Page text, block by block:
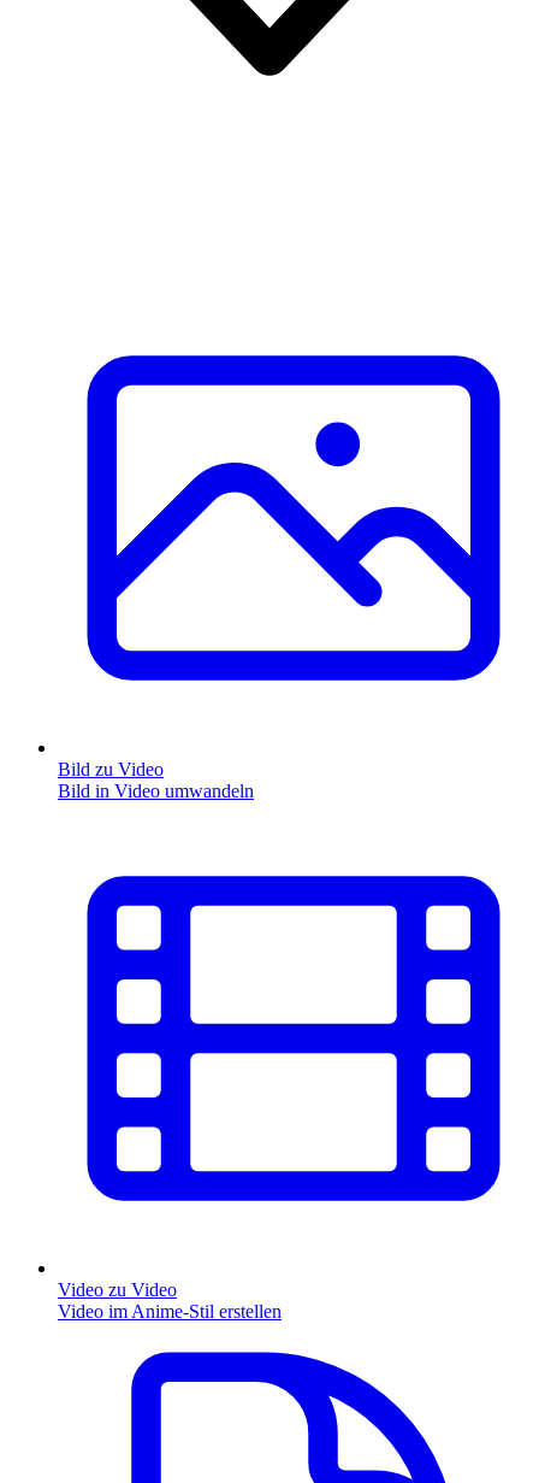
Bild zu Video
Bild in Video umwandeln
Video zu Video
Video im Anime-Stil erstellen